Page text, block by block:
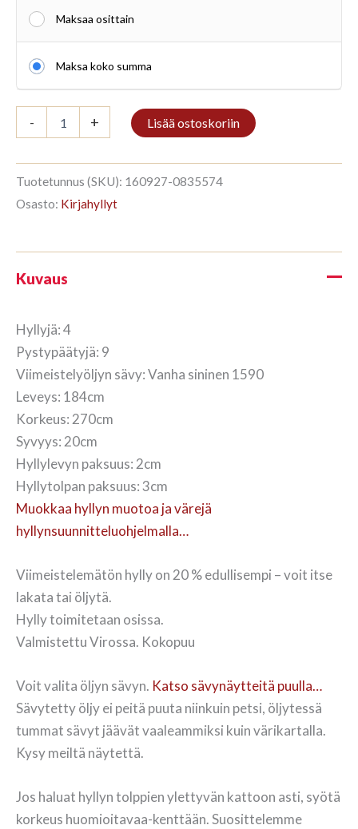
Maksaa osittain
Maksa koko summa
-
4/9
Vanha
sininen
+ Lisää ostoskoriin
Tuotetunnus (SKU): 160927-0835574
Osasto: Kirjahyllyt
Kuvaus
Hyllyjä: 4
Pystypäätyjä: 9
Viimeistelyöljyn sävy: Vanha sininen 1590
Leveys: 184cm
Korkeus: 270cm
Syvyys: 20cm
Hyllylevyn paksuus: 2cm
Hyllytolpan paksuus: 3cm
Muokkaa hyllyn muotoa ja värejä
hyllynsuunnitteluohjelmalla…
Viimeistelemätön hylly on 20 % edullisempi – voit itse
lakata tai öljytä.
Hylly toimitetaan osissa.
Valmistettu Virossa. Kokopuu
Voit valita öljyn sävyn. Katso sävynäytteitä puulla…
Sävytetty öljy ei peitä puuta niinkuin petsi, öljytessä
tummat sävyt jäävät vaaleammiksi kuin värikartalla.
Kysy meiltä näytettä.
Jos haluat hyllyn tolppien ylettyvän kattoon asti, syötä
korkeus huomioitavaa-kenttään. Suosittelemme